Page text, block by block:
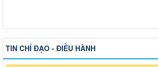
TIN CHỈ ĐẠO - ĐIỀU HÀNH